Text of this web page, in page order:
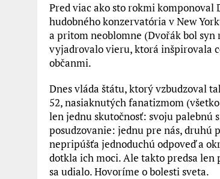
Pred viac ako sto rokmi komponoval
hudobného konzervatória v New
a pritom neoblomne (Dvořák bol
vyjadrovalo vieru, ktorá inšpirovala
občanmi.
Dnes vláda štátu, ktorý vzbudzoval
52, nasiaknutých fanatizmom
len jednu skutočnosť: svoju
posudzovanie: jednu pre nás, druhú
nepripúšťa jednoduchú odpoveď a
dotkla ich moci. Ale takto predsa len
sa udialo. Hovoríme o bolesti sveta.